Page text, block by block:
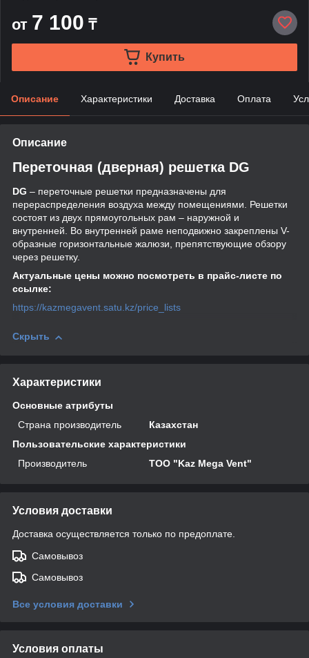
от 7 100 ₸
Купить
Описание Характеристики Доставка Оплата
Описание
Переточная (дверная) решетка DG
DG – переточные решетки предназначены для
перераспределения воздуха между помещениями. Решетки
состоят из двух прямоугольных рам – наружной и
внутренней. Во внутренней раме неподвижно закреплены V-
образные горизонтальные жалюзи, препятствующие обзору
через решетку.
Актуальные цены можно посмотреть в прайс-листе по
ссылке:
https://kazmegavent.satu.kz/price_lists
Скрыть
Характеристики
Основные атрибуты
Страна производитель
Казахстан
Пользовательские характеристики
Производитель
ТОО "Kaz Mega Vent"
Условия доставки
Доставка осуществляется только по предоплате.
Самовывоз
Самовывоз
Все условия доставки
Условия оплаты